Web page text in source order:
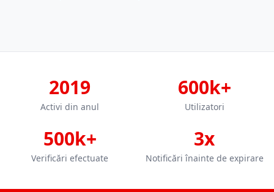
2019
Activi din anul
600k+
Utilizatori
500k+
Verificări efectuate
3x
Notificări înainte de expirare